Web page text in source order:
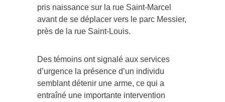
pris naissance sur la rue Saint-Marcel
avant de se déplacer vers le parc Messier,
près de la rue Saint-Louis.
Des témoins ont signalé aux services
d’urgence la présence d’un individu
semblant détenir une arme, ce qui a
entraîné une importante intervention